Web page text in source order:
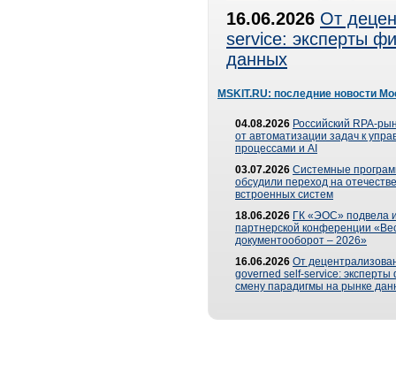
16.06.2026 От
service: эксперты
данных
MSKIT.RU: последние новости
04.08.2026 Российский RPA-
от автоматизации задач к
процессами и AI
03.07.2026 Системные
обсудили переход на
встроенных систем
18.06.2026 ГК «ЭОС» подвела
партнерской конференции
документооборот – 2026»
16.06.2026 От
governed self-service: эксперты
смену парадигмы на рынке